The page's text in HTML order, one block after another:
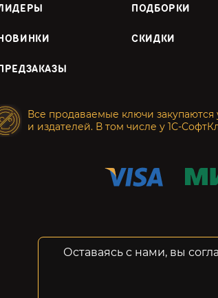
ПОДБОРКИ
СКИДКИ
Все продаваемые ключи
и издателей. В том числе у 1С-
Конфиденциальность
Оставаясь с нами, вы